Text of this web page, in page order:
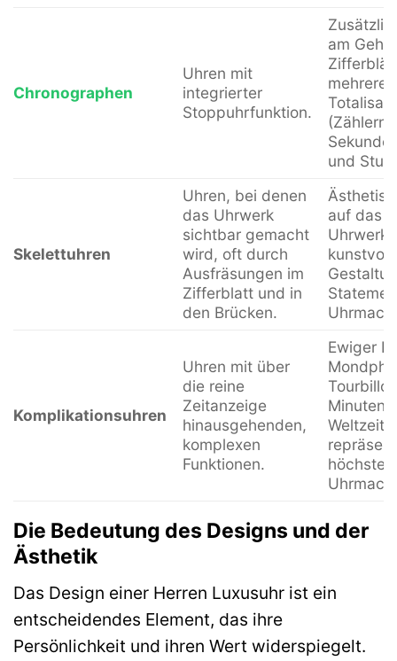
Chronographen
Uhren mit
integrierter
Stoppuhrfunktion.
am
mehreren
(Zählern)
und
Skelettuhren
Uhren, bei denen
das Uhrwerk
sichtbar gemacht
wird, oft durch
Ausfräsungen im
Zifferblatt und in
den Brücken.
auf das
Komplikationsuhren
Uhren mit über
die reine
Zeitanzeige
hinausgehenden,
komplexen
Funktionen.
Ewiger
Weltzeit.
höchste
Die Bedeutung des Designs und der
Ästhetik
Das Design einer Herren Luxusuhr ist ein
entscheidendes Element, das ihre
Persönlichkeit und ihren Wert widerspiegelt.